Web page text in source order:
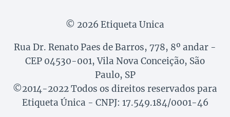
© 2026 Etiqueta Unica
Rua Dr. Renato Paes de Barros, 778, 8º andar -
CEP 04530-001, Vila Nova Conceição, São
Paulo, SP
©2014-2022 Todos os direitos reservados para
Etiqueta Única - CNPJ: 17.549.184/0001-46